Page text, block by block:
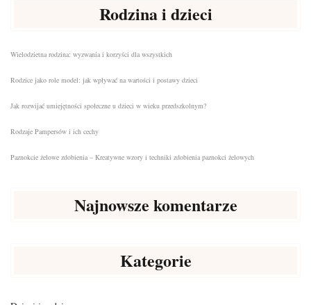
Rodzina i dzieci
Wielodzietna rodzina: wyzwania i korzyści dla wszystkich
Rodzice jako role model: jak wpływać na wartości i postawy dzieci
Jak rozwijać umiejętności społeczne u dzieci w wieku przedszkolnym?
Rodzaje Pampersów i ich cechy
Paznokcie żelowe zdobienia – Kreatywne wzory i techniki zdobienia paznokci żelowych
Najnowsze komentarze
Kategorie